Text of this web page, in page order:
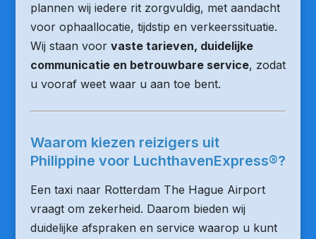
plannen wij iedere rit zorgvuldig, met aandacht
voor ophaallocatie, tijdstip en verkeerssituatie.
Wij staan voor vaste tarieven, duidelijke
communicatie en betrouwbare service, zodat
u vooraf weet waar u aan toe bent.
Waarom kiezen reizigers uit
Philippine voor LuchthavenExpress®?
Een taxi naar Rotterdam The Hague Airport
vraagt om zekerheid. Daarom bieden wij
duidelijke afspraken en service waarop u kunt